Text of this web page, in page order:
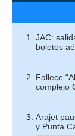
JAC:
boletos
Fallece
complejo
Arajet
y Punta